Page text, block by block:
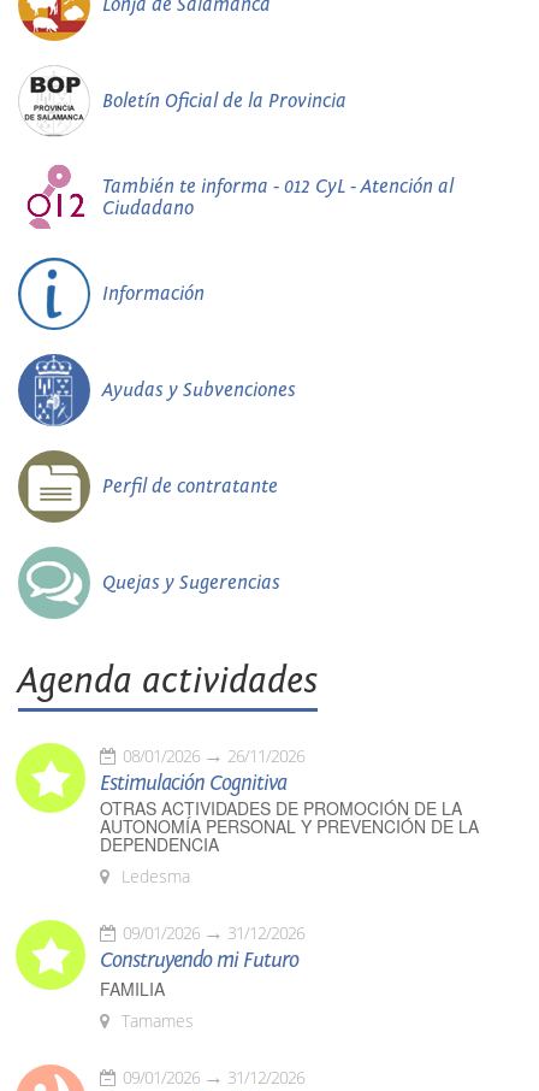
Boletín Oficial de la Provincia
También te informa - 012 CyL - Atención al
Ciudadano
Información
Ayudas y Subvenciones
Perfil de contratante
Quejas y Sugerencias
Agenda actividades
08/01/2026 26/11/2026
Estimulación Cognitiva
OTRAS ACTIVIDADES DE PROMOCIÓN DE LA
AUTONOMÍA PERSONAL Y PREVENCIÓN DE LA
DEPENDENCIA
Ledesma
09/01/2026 31/12/2026
Construyendo mi Futuro
FAMILIA
Tamames
09/01/2026 31/12/2026